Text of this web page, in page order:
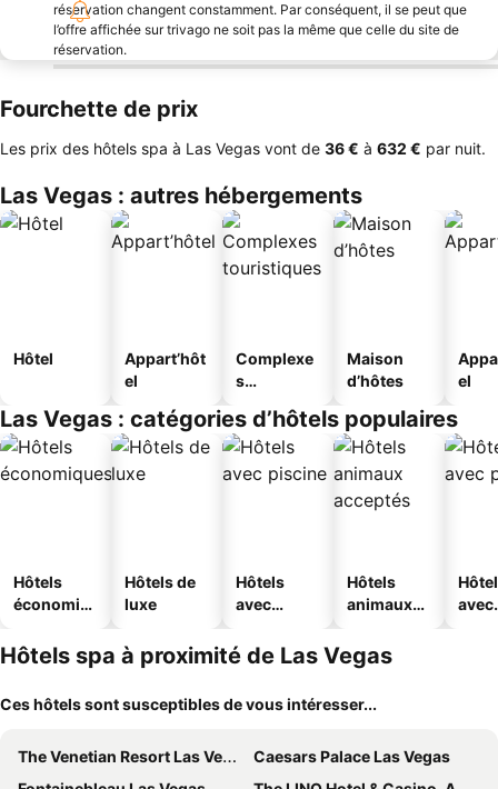
réservation changent constamment. Par conséquent, il se peut que
l’offre affichée sur trivago ne soit pas la même que celle du site de
réservation.
Fourchette de prix
Les prix des hôtels spa à Las Vegas vont de ‎36 € à ‎632 € par nuit.
Las Vegas : autres hébergements
Hôtel
Appart’hôt
el
Complexe
s
s
Maison
d’hôtes
el
Las Vegas : catégories d’hôtels populaires
Hôtels
économiq
Hôtels de
luxe
Hôtels
avec
Hôtels
animaux
avec
Hôtels spa à proximité de Las Vegas
Ces hôtels sont susceptibles de vous intéresser...
The Venetian Resort Las Vegas
Caesars Palace Las Vegas